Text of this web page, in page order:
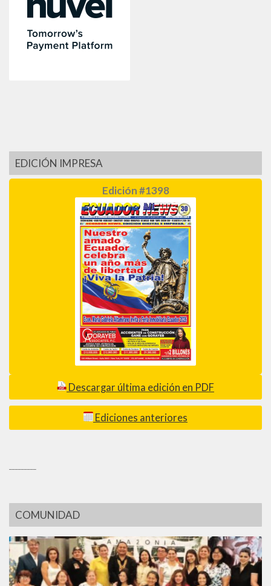
EDICIÓN IMPRESA
Edición #1398
Descargar última edición en PDF
Ediciones anteriores
COMUNIDAD